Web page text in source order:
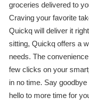
groceries delivered to
Craving your favorite
Quickq will deliver it
sitting, Quickq offers a
needs. The
few clicks on your
in no time. Say
hello to more time for